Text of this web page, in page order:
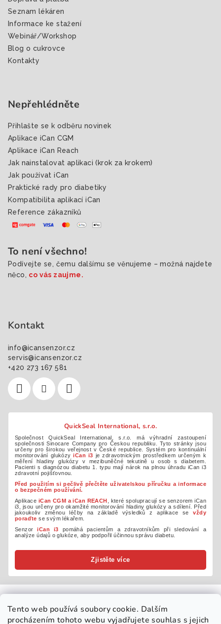
Tento web používá soubory cookie. Dalším
procházením tohoto webu vyjadřujete souhlas s jejich
Seznam lékáren
Informace ke stažení
Webinář/Workshop
Blog o cukrovce
Kontakty
Nepřehlédněte
Přihlašte se k odběru novinek
Aplikace iCan CGM
Aplikace iCan Reach
Jak nainstalovat aplikaci (krok za krokem)
Jak používat iCan
Praktické rady pro diabetiky
Kompatibilita aplikací iCan
Reference zákazníků
To není všechno!
Podívejte se, čemu dalšímu se věnujeme – možná najdete
něco, co vás zaujme.
Kontakt
info@icansenzor.cz
servis@icansenzor.cz
+420 273 167 581
QuickSeal International, s.r.o.
Společnost QuickSeal International, s.r.o. má výhradní zastoupení
společnosti Sinocare Company pro Českou republiku. Tyto stránky jsou
určeny pro širokou veřejnost v České republice. Systém pro kontinuální
monitorování glukózyiCan i3 je zdravotnickým prostředkem určeným k
měření hladiny glukózy v mezibuněčné tekutině u osob s diabetem.
Pacienti s diagnózou diabetu 1. typu mají nárok na plnou úhradu iCan i3
zdravotní pojišťovnou.
Před použitím si pečlivě přečtěte uživatelskou příručku a informace
o bezpečném používání.
Aplikace iCan CGM a iCan REACH , které spolupracují se senzorem iCan
i3, jsou určeny pro okamžité monitorování hladiny glukózy a sdílení. Před
jakoukoliv změnou léčby na základě výsledků z aplikace sevždy
poraďte se svým lékařem.
SenzoriCan i3 pomáhá pacientům a zdravotníkům při sledování a
analýze údajů o glukóze, aby podpořil účinnou správu diabetu.
Zjistěte více
Copyright 2026 © QUICKSEAL INTERNATIONAL, s.r.o. / iCan.
Všechna práva vyhrazena •Nastavení cookies